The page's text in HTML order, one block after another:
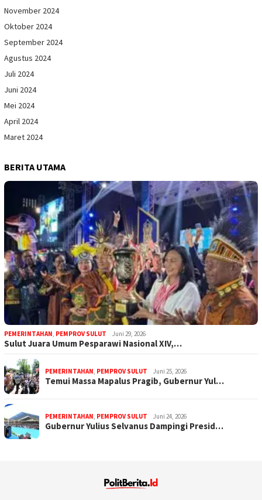
November 2024
Oktober 2024
September 2024
Agustus 2024
Juli 2024
Juni 2024
Mei 2024
April 2024
Maret 2024
BERITA UTAMA
PEMERINTAHAN, PEMPROV SULUT Juni 29, 2026
Sulut Juara Umum Pesparawi Nasional XIV,…
PEMERINTAHAN, PEMPROV SULUT Juni 25, 2026
Temui Massa Mapalus Pragib, Gubernur Yul…
PEMERINTAHAN, PEMPROV SULUT Juni 24, 2026
Gubernur Yulius Selvanus Dampingi Presid…